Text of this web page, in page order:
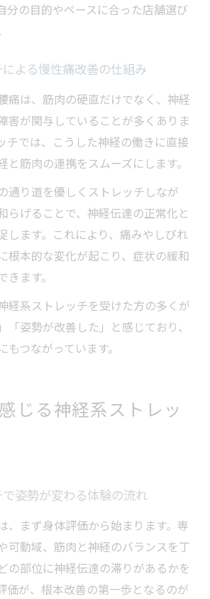
分の目的やペースに合った店舗選び
よる慢性痛改善の仕組み
痛は、筋肉の硬直だけでなく、神経
害が関与していることが多くありま
チでは、こうした神経の働きに直接
と筋肉の連携をスムーズにします。
通り道を優しくストレッチしなが
らげることで、神経伝達の正常化と
します。これにより、痛みやしびれ
根本的な変化が起こり、症状の緩和
ます。
経系ストレッチを受けた方の多くが
「姿勢が改善した」と感じており、
つながっています。
じる神経系ストレッ
姿勢が変わる体験の流れ
、まず身体評価から始まります。専
可動域、筋肉と神経のバランスを丁
の部位に神経伝達の滞りがあるかを
価が、根本改善の第一歩となるのが